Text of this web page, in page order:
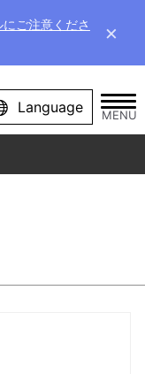
ご注意くださ
×
Language MENU